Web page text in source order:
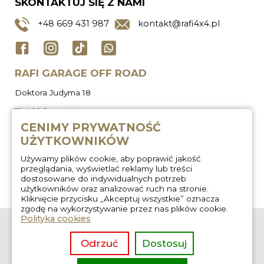
Zabudowa
wyprawowa
Wygłuszanie aut
Usługi off road
Regulamin
Kontakt
SKONTAKTUJ SIĘ Z NAMI
+48 669 431 987 kontakt@rafi4x4.pl
RAFI GARAGE OFF ROAD
Doktora Judyma 18
71-466 Szczecin
CENIMY PRYWATNOŚĆ
UŻYTKOWNIKÓW
Używamy plików cookie, aby poprawić jakość
przeglądania, wyświetlać reklamy lub treści
dostosowane do indywidualnych potrzeb
użytkowników oraz analizować ruch na stronie.
Kliknięcie przycisku „Akceptuj wszystkie” oznacza
zgodę na wykorzystywanie przez nas plików cookie.
Polityka cookies
Odrzuć Dostosuj